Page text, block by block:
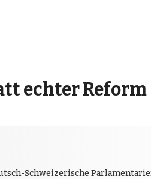
echter Reform
Schweizerische